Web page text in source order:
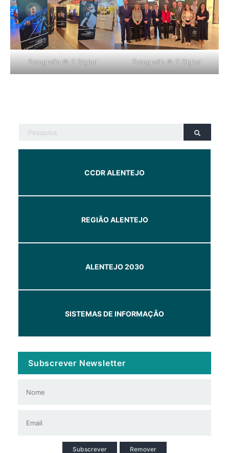
Fotografia © O Digital Fotografia © O Digital
CCDR ALENTEJO
REGIÃO ALENTEJO
ALENTEJO 2030
SISTEMAS DE INFORMAÇÃO
Subscrever Newsletter
Subscrever Remover